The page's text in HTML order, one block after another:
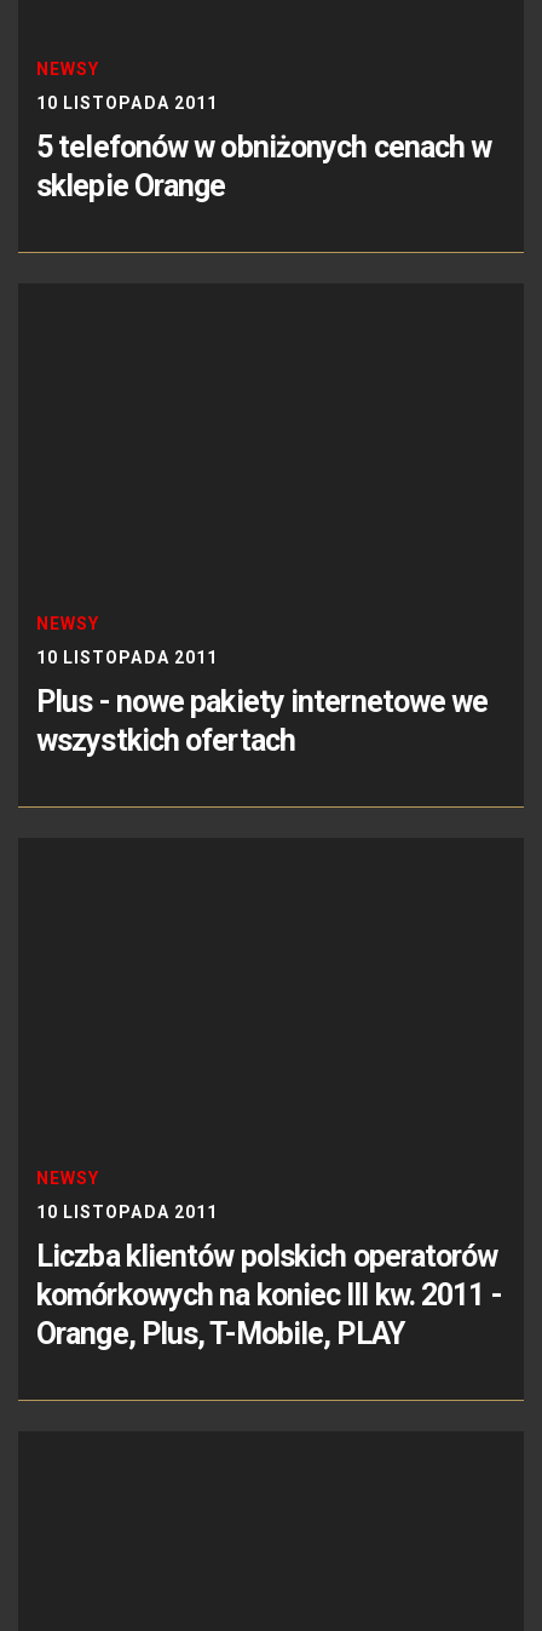
NEWSY
10 LISTOPADA 2011
5 telefonów w obniżonych cenach w
sklepie Orange
NEWSY
10 LISTOPADA 2011
Plus - nowe pakiety internetowe we
wszystkich ofertach
NEWSY
10 LISTOPADA 2011
Liczba klientów polskich operatorów
komórkowych na koniec III kw. 2011 -
Orange, Plus, T-Mobile, PLAY